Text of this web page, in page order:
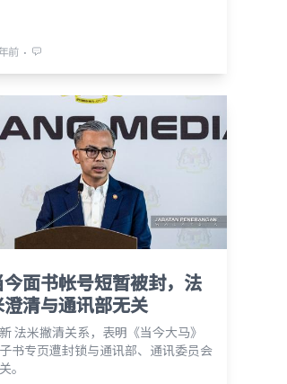
前 ⋅
今面书帐号短暂被封，法
清与通讯部无关
法米撇清关系，表明《当今大马》
书专页遭封锁与通讯部、通讯委员会
。